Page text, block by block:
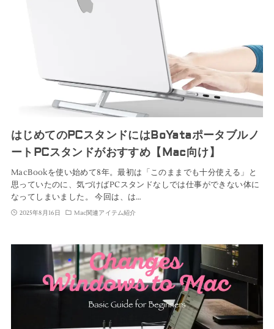
はじめてのPCスタンドにはBoYataポータブルノ
ートPCスタンドがおすすめ【Mac向け】
MacBookを使い始めて8年。最初は「このままでも十分使える」と
思っていたのに、気づけばPCスタンドなしでは仕事ができない体に
なってしまいました。 今回は、は…
2025年8月16日 Mac関連アイテム紹介